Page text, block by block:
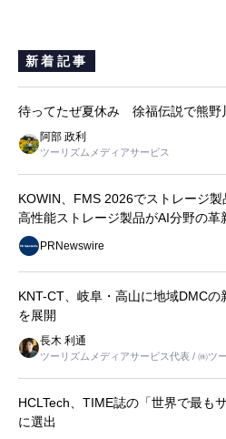
新着記事
待ってたぜ夏休み 徐福伝説で熊野
阿部 政利
ツーリズムメディアサービス
KOWIN、FMS 2026でストレージ製
高性能ストレージ製品がAI分野の革
PRNewswire
KNT-CT、岐阜・高山に地域DMC
を展開
長木 利通
ツーリズムメディアサービス代表 / ㈱ツ
HCLTech、TIME誌の「世界で最も
に選出